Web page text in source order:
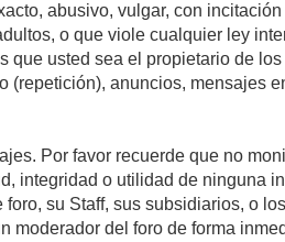
abusivo, vulgar, con
o que viole cualquier ley
usted sea el propietario de los
anuncios, mensajes
Por favor recuerde que no
integridad o utilidad de ninguna
su Staff, sus subsidiarios, o
del foro de forma